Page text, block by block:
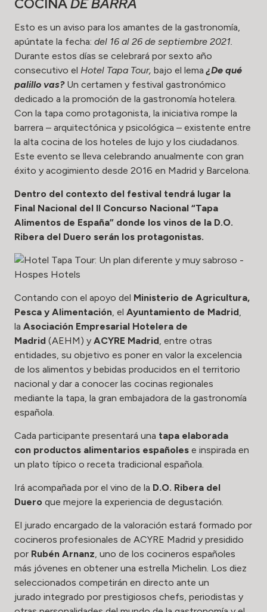
COCINADE BARRA
Esto es un aviso para los amantes de la gastronomía,
apúntate la fecha: del 16 al 26 de septiembre 2021.
Durante estos días se celebrará por sexto año
consecutivo el Hotel Tapa Tour, bajo el lema ¿De qué
palillo vas?Un certamen y festival gastronómico
dedicado a la promoción de la gastronomía hotelera.
Con la tapa como protagonista, la iniciativa rompe la
barrera – arquitectónica y psicológica – existente entre
la alta cocina de los hoteles de lujo y los ciudadanos.
Este evento se lleva celebrando anualmente con gran
éxito y acogimiento desde 2016 en Madrid y Barcelona.
Dentro del contexto del festival tendrá lugar la
Final Nacional del II Concurso Nacional “Tapa
Alimentos de España” donde los vinos de la D.O.
Ribera del Duero serán los protagonistas.
Contando con el apoyo del Ministerio de Agricultura,
Pesca y Alimentación, el Ayuntamiento de Madrid,
la Asociación Empresarial Hotelera de
Madrid (AEHM) y ACYRE Madrid, entre otras
entidades, su objetivo es poner en valor la excelencia
de los alimentos y bebidas producidos en el territorio
nacional y dar a conocer las cocinas regionales
mediante la tapa, la gran embajadora de la gastronomía
española.
Cada participante presentará una tapa elaborada
con productos alimentarios españoles e inspirada en
un plato típico o receta tradicional española.
Irá acompañada por el vino de la D.O. Ribera del
Duero que mejore la experiencia de degustación.
El jurado encargado de la valoración estará formado por
cocineros profesionales de ACYRE Madrid y presidido
por Rubén Arnanz, uno de los cocineros españoles
más jóvenes en obtener una estrella Michelin. Los diez
seleccionados competirán en directo ante un
jurado integrado por prestigiosos chefs, periodistas y